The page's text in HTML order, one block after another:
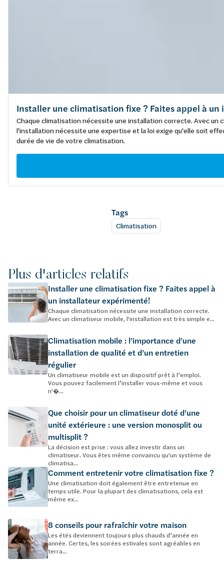
Installer une climatisation fixe ? Faites appel à
Chaque climatisation nécessite une installation correcte. Avec
l'installation nécessite une expertise et la loi exige qu'elle soit
durée de vie de votre climatisation.
Tags
Climatisation
Plus d'articles relatifs
Installer une climatisation fixe ? Faites appel à
un installateur expérimenté!
Chaque climatisation nécessite une installation correcte.
Avec un climatiseur mobile, l'installation est très simple e...
Climatisation mobile : l’importance d’une
installation de qualité et d’un entretien
régulier
Un climatiseur mobile est un dispositif prêt à l’emploi.
Vous pouvez facilement l’installer vous-même et vous
n'�...
Que choisir pour un climatiseur doté d’une
unité extérieure : une version monosplit ou
multisplit ?
La décision est prise : vous allez investir dans un
climatiseur. Vous êtes même convaincu qu'un système de
climatisa...
Comment entretenir votre climatisation fixe ?
Une climatisation doit également être entretenue en
temps utile. Pour la plupart des climatisations, cela est
même ex...
8 conseils pour rafraîchir votre maison
Les étés deviennent toujours plus chauds d’année en
année. Certes, les soirées estivales sont agréables en
terra...